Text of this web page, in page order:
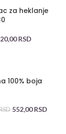
za heklanje
RSD
100% boja
552,00RSD